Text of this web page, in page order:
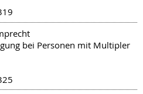
bei Personen mit Multipler